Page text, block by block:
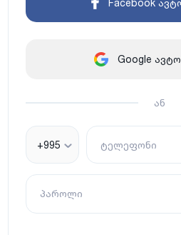
Google
ან
+995 ტელეფონი
პაროლი